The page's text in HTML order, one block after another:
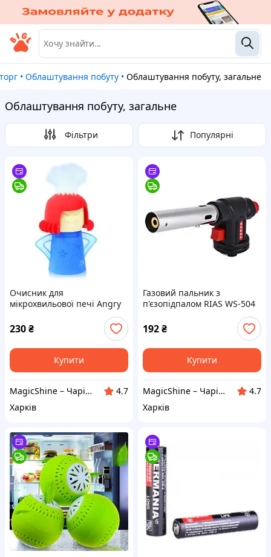
• Облаштування побуту • Облаштування побуту, загальне
Облаштування побуту, загальне
Фільтри Популярні
Очисник для
мікрохвильової печі Angry
видалення бруду
230₴
Купити
MagicShine – Чарівне сяйво у кожному виробі
4.7
Харків
Газовий пальник з
п'єзопідпалом RIAS WS-504
192₴
Купити
MagicShine – Чарівне сяйво у кожному виробі
4.7
Харків